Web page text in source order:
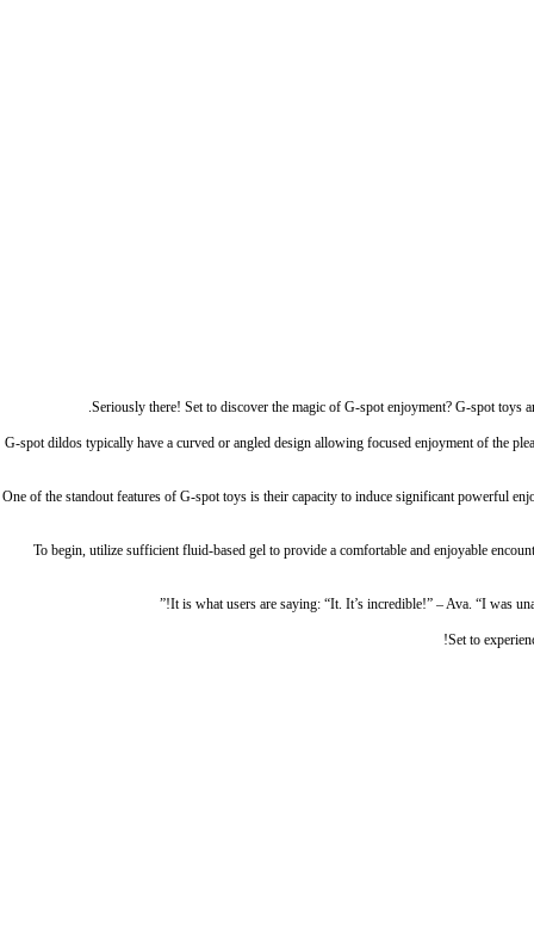
Seriously there! Set to discover the magic of G-spot enjoyment? G-spot toys
G-spot dildos typically have a curved or angled design allowing focused enjoyment of the
One of the standout features of G-spot toys is their capacity to induce significant powerful
To begin, utilize sufficient fluid-based gel to provide a comfortable and enjoyable
It is what users are saying: “It. It’s incredible!” – Ava. “I was
Set to